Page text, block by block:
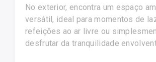
No exterior, encontra um espaço
versátil, ideal para momentos de
refeições ao ar livre ou
desfrutar da tranquilidade